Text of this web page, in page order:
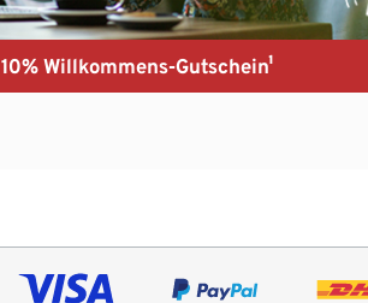
10% Willkommens-Gutschein¹